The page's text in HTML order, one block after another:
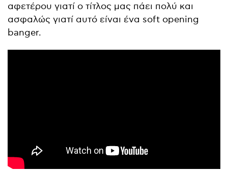
αφετέρου γιατί ο τίτλος μας πάει πολύ και
ασφαλώς γιατί αυτό είναι ένα soft opening
banger.